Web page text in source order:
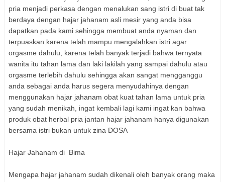
pria menjadi perkasa dengan menalukan sang istri di buat tak
berdaya dengan hajar jahanam asli mesir yang anda bisa
dapatkan pada kami sehingga membuat anda nyaman dan
terpuaskan karena telah mampu mengalahkan istri agar
orgasme dahulu, karena telah banyak terjadi bahwa ternyata
wanita itu tahan lama dan laki lakilah yang sampai dahulu atau
orgasme terlebih dahulu sehingga akan sangat mengganggu
anda sebagai anda harus segera menyudahinya dengan
menggunakan hajar jahanam obat kuat tahan lama untuk pria
yang sudah menikah, ingat kembali lagi kami ingat kan bahwa
produk obat herbal pria jantan hajar jahanam hanya digunakan
bersama istri bukan untuk zina DOSA
Hajar Jahanam di Bima
Mengapa hajar jahanam sudah dikenali oleh banyak orang maka